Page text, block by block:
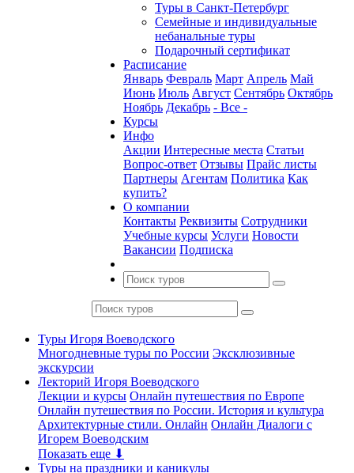
Туры в Санкт-Петербург
Семейные и индивидуальные
небанальные туры
Подарочный сертификат
Расписание
Январь Февраль Март Апрель Май
Июнь Июль Август Сентябрь Октябрь
Ноябрь Декабрь - Все -
Курсы
Инфо
Акции Интересные места Статьи
Вопрос-ответ Отзывы Прайс листы
Партнеры Агентам Политика Как
купить?
О компании
Контакты Реквизиты Сотрудники
Учебные курсы Услуги Новости
Вакансии Подписка
Туры Игоря Воеводского
Многодневные туры по России Эксклюзивные
экскурсии
Лекторий Игоря Воеводского
Лекции и курсы Онлайн путешествия по Европе
Онлайн путешествия по России. История и культура
Архитектурные стили. Онлайн Онлайн Диалоги с
Игорем Воеводским
Показать еще ⬇
Туры на праздники и каникулы